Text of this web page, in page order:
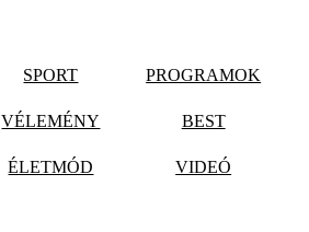
SPORT PROGRAMOK
VÉLEMÉNY BEST
ÉLETMÓD VIDEÓ